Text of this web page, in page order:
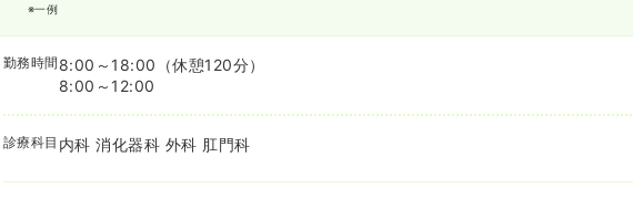
※一例
勤務時間 8:00～18:00
（休憩120分）
8:00～12:00
診療科目 内科 消化器科 外科 肛門科